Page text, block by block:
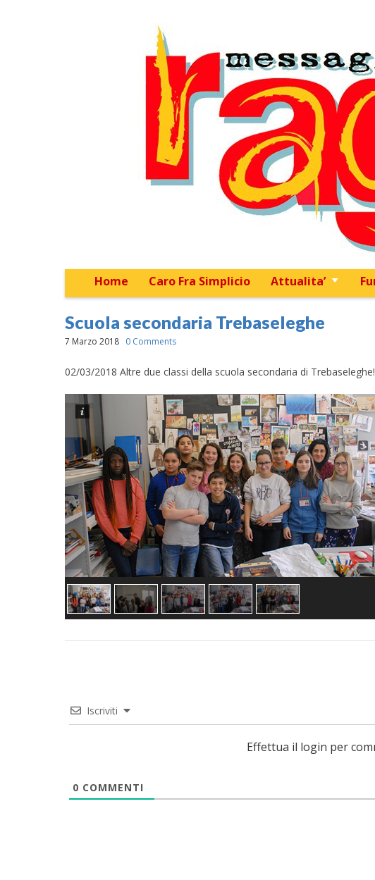
Home Caro Fra Simplicio Attualita’
Sub menu
Scuola secondaria Trebaseleghe
7 Marzo 2018 0 Comments
02/03/2018 Altre due classi della scuola secondaria di
Iscriviti
Effettua il login per
0 COMMENTI